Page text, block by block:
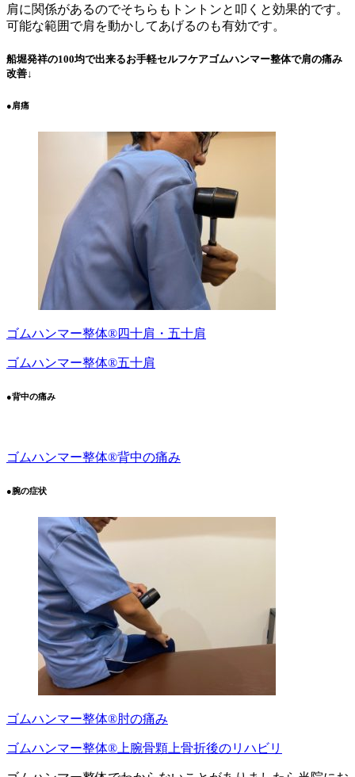
肩に関係があるのでそちらもトントンと叩くと効果的です。
可能な範囲で肩を動かしてあげるのも有効です。
船堀発祥の100均で出来るお手軽セルフケアゴムハンマー整体で肩の痛み
改善↓
●肩痛
ゴムハンマー整体®︎四十肩・五十肩
ゴムハンマー整体®︎五十肩
●背中の痛み
ゴムハンマー整体®︎背中の痛み
●腕の症状
ゴムハンマー整体®️肘の痛み
ゴムハンマー整体®︎上腕骨顆上骨折後のリハビリ